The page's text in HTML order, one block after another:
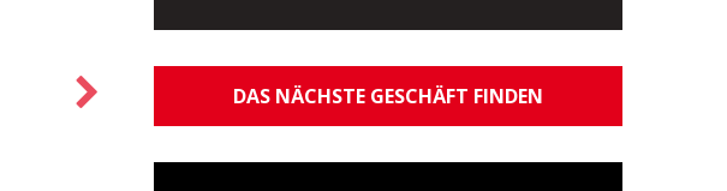
DAS NÄCHSTE GESCHÄFT FINDEN